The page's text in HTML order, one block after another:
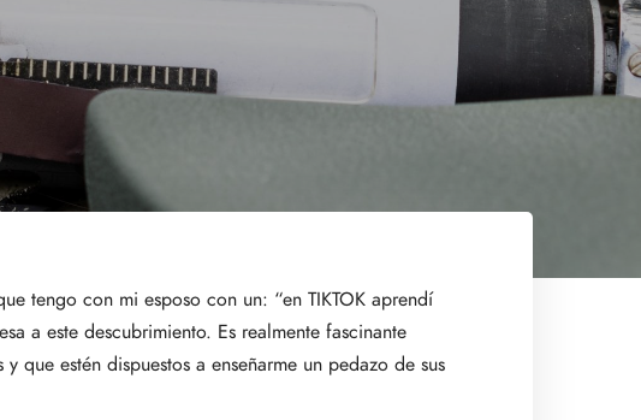
tengo con mi esposo con un: “en TIKTOK aprendí
a este descubrimiento. Es realmente fascinante
que estén dispuestos a enseñarme un pedazo de sus